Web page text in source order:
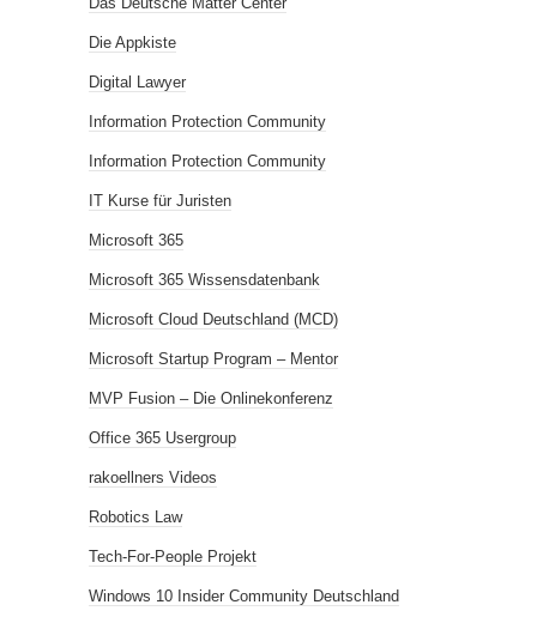
Die Appkiste
Digital Lawyer
Information Protection Community
Information Protection Community
IT Kurse für Juristen
Microsoft 365
Microsoft 365 Wissensdatenbank
Microsoft Cloud Deutschland (MCD)
Microsoft Startup Program – Mentor
MVP Fusion – Die Onlinekonferenz
Office 365 Usergroup
rakoellners Videos
Robotics Law
Tech-For-People Projekt
Windows 10 Insider Community Deutschland